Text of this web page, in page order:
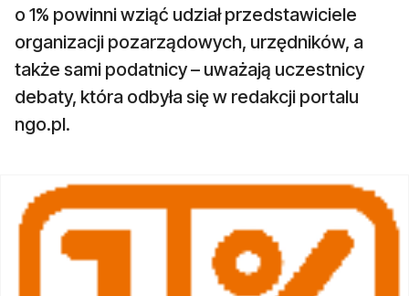
o 1% powinni wziąć udział przedstawiciele
organizacji pozarządowych, urzędników, a
także sami podatnicy – uważają uczestnicy
debaty, która odbyła się w redakcji portalu
ngo.pl.